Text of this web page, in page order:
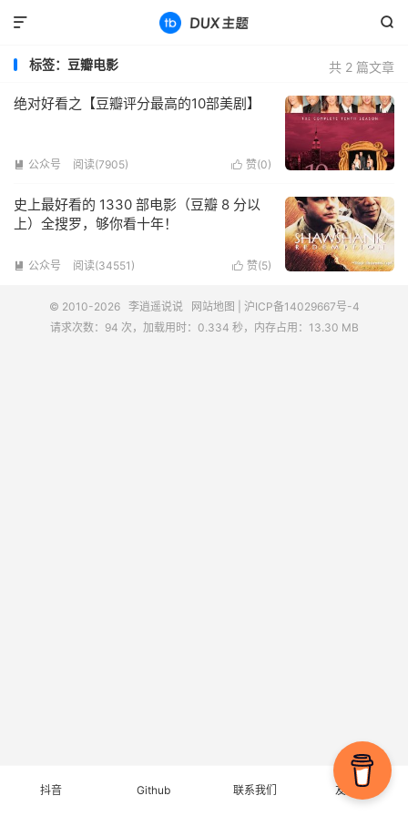


共 2 篇文章
标签：豆瓣电影
绝对好看之【豆瓣评分最高的10部美剧】
 赞(0)
 公众号 阅读(7905)
史上最好看的 1330 部电影（豆瓣 8 分以
上）全搜罗，够你看十年！
 赞(5)
 公众号 阅读(34551)
© 2010-2026 李逍遥说说 网站地图
沪ICP备14029667号-4
请求次数：94 次，加载用时：0.334 秒，内存占用：13.30 MB
抖音 Github 联系我们 友情链接